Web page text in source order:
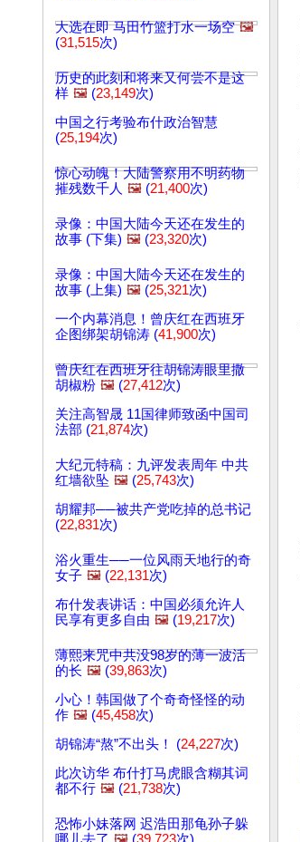
大选在即 马田竹篮打水一场空 🖼️
(31,515次)
历史的此刻和将来又何尝不是这
样 🖼️ (23,149次)
中国之行考验布什政治智慧
(25,194次)
惊心动魄！大陆警察用不明药物
摧残数千人 🖼️ (21,400次)
录像：中国大陆今天还在发生的
故事 (下集) 🖼️ (23,320次)
录像：中国大陆今天还在发生的
故事 (上集) 🖼️ (25,321次)
一个内幕消息！曾庆红在西班牙
企图绑架胡锦涛 (41,900次)
曾庆红在西班牙往胡锦涛眼里撒
胡椒粉 🖼️ (27,412次)
关注高智晟 11国律师致函中国司
法部 (21,874次)
大纪元特稿：九评发表周年 中共
红墙欲坠 🖼️ (25,743次)
胡耀邦──被共产党吃掉的总书记
(22,831次)
浴火重生──一位风雨天地行的奇
女子 🖼️ (22,131次)
布什发表讲话：中国必须允许人
民享有更多自由 🖼️ (19,217次)
薄熙来咒中共没98岁的薄一波活
的长 🖼️ (39,863次)
小心！韩国做了个奇奇怪怪的动
作 🖼️ (45,458次)
胡锦涛“熬”不出头！ (24,227次)
此次访华 布什打马虎眼含糊其词
都不行 🖼️ (21,738次)
恐怖小妹落网 迟浩田那龟孙子躲